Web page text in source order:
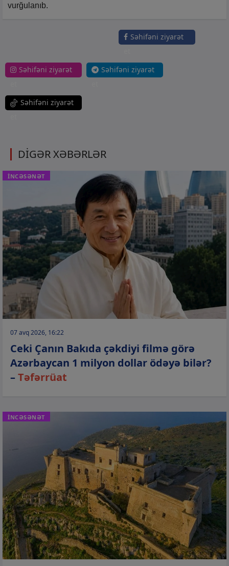
vurğulanıb.
Səhifəni ziyarət
Səhifəni ziyarət
Səhifəni ziyarət
Səhifəni ziyarət
DİGƏR XƏBƏRLƏR
İNCƏSƏNƏT
07 avq 2026, 16:22
Ceki Çanın Bakıda çəkdiyi filmə görə
Azərbaycan 1 milyon dollar ödəyə bilər?
–Təfərrüat
İNCƏSƏNƏT